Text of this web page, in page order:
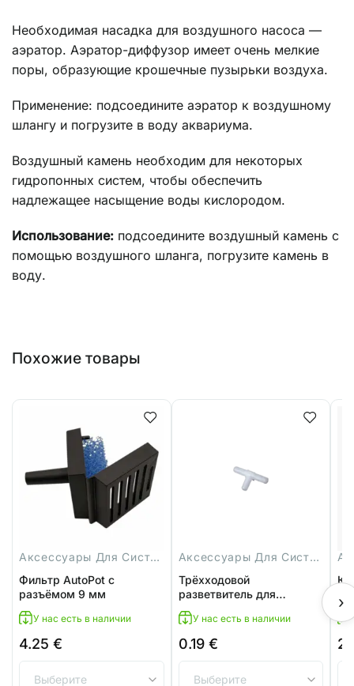
Необходимая насадка для воздушного насоса —
аэратор. Аэратор-диффузор имеет очень мелкие
поры, образующие крошечные пузырьки воздуха.
Применение: подсоедините аэратор к воздушному
шлангу и погрузите в воду аквариума.
Воздушный камень необходим для некоторых
гидропонных систем, чтобы обеспечить
надлежащее насыщение воды кислородом.
Использование: подсоедините воздушный камень с
помощью воздушного шланга, погрузите камень в
воду.
Похожие товары
Аксессуары Для Систем
Фильтр AutoPot с
разъёмом 9 мм
У нас есть в наличии
4.25 €
Аксессуары Для Систем
Трёхходовой
разветвитель для
воздушных шлангов
У нас есть в наличии
0.19 €
›